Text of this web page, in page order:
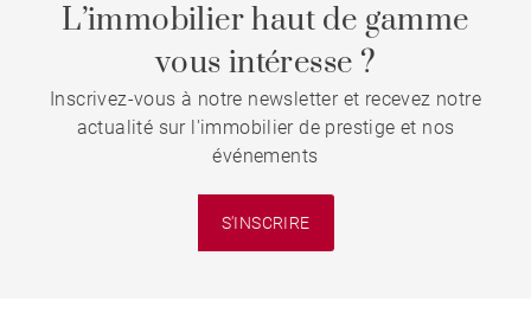
L’immobilier haut de gamme
vous intéresse ?
Inscrivez-vous à notre newsletter et recevez notre
actualité sur l'immobilier de prestige et nos
événements
S'INSCRIRE